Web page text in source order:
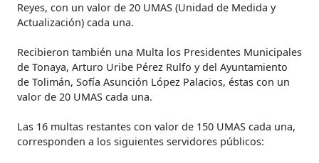
Reyes, con un valor de 20 UMAS (Unidad de Medida y
Actualización) cada una.
Recibieron también una Multa los Presidentes Municipales
de Tonaya, Arturo Uribe Pérez Rulfo y del Ayuntamiento
de Tolimán, Sofía Asunción López Palacios, éstas con un
valor de 20 UMAS cada una.
Las 16 multas restantes con valor de 150 UMAS cada una,
corresponden a los siguientes servidores públicos: